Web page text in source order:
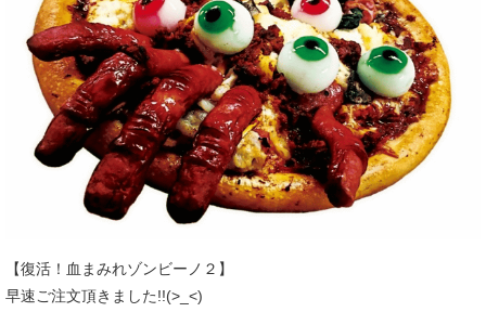
【復活！血まみれゾンビーノ２】
早速ご注文頂きました!!(>_<)